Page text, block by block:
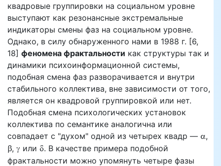
квадровые группировки на социальном уровне
выступают как резонансные экстремальные
индикаторы смены фаз на социальном уровне.
Однако, в силу обнаруженного нами в 1988 г. [6,
18] феномена фрактальности как структуры так и
динамики психоинформационной системы,
подобная смена фаз разворачивается и внутри
стабильного коллектива, вне зависимости от того,
является он квадровой группировкой или нет.
Подобная смена психологических установок
коллектива по семантике аналогична или
совпадает с "духом" одной из четырех квадр — a,
b, c или d. В качестве примера подобной
фрактальности можно упомянуть четыре фазы